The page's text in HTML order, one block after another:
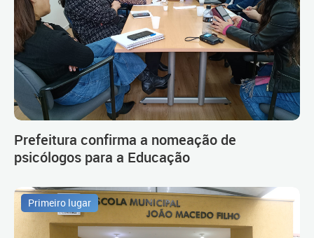
Prefeitura confirma a nomeação de
psicólogos para a Educação
Primeiro lugar